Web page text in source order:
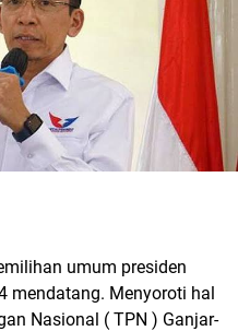
umum presiden
mendatang. Menyoroti hal
Nasional ( TPN ) Ganjar-